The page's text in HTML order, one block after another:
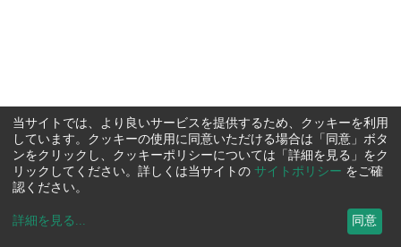
当サイトでは、より良いサービスを提供するため、クッキーを利用
しています。クッキーの使用に同意いただける場合は「同意」ボタ
ンをクリックし、クッキーポリシーについては「詳細を見る」をク
リックしてください。詳しくは当サイトの サイトポリシー をご確
認ください。
詳細を見る ... 同意